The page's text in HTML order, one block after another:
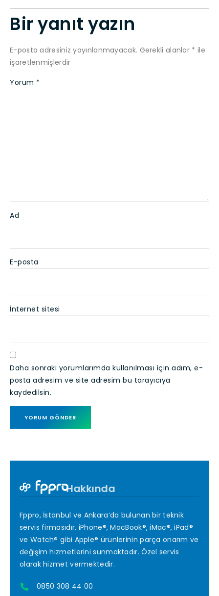
Bir yanıt yazın
E-posta adresiniz yayınlanmayacak. Gerekli alanlar * ile
işaretlenmişlerdir
Yorum *
Ad
E-posta
İnternet sitesi
Daha sonraki yorumlarımda kullanılması için adım, e-
posta adresim ve site adresim bu tarayıcıya
kaydedilsin.
Hakkında
Fppro, İstanbul ve Ankara’da bulunan bir teknik
servis firmasıdır. iPhone®, MacBook®, iMac®, iPad®
ve Watch® gibi Apple® ürünlerinin parça onarım ve
değişim hizmetlerini sunmaktadır. Özel servis
olarak hizmet vermektedir.
0850 308 44 00